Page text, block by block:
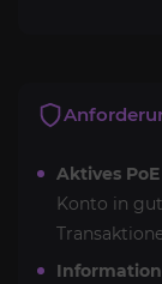
Aktives
Konto in